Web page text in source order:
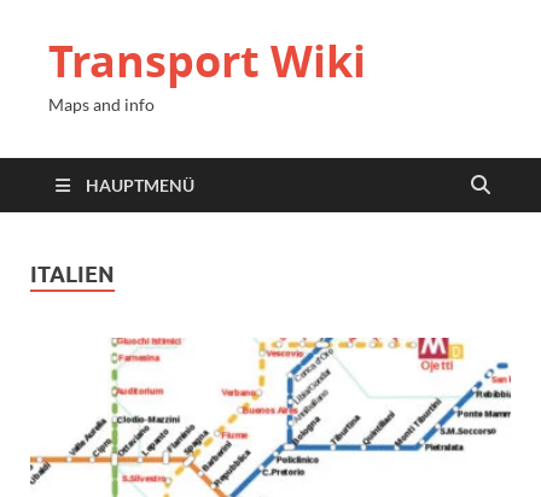
Transport Wiki
Maps and info
HAUPTMENÜ
ITALIEN